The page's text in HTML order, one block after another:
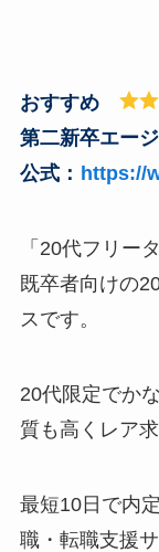
おすすめ
第二新卒エー
公式： https://
「20代フリー
既卒者向けの
スです。
20代限定でか
質も高くレア
最短10日で内
職・転職支援